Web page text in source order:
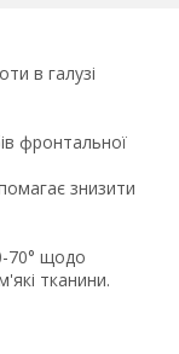
в галузі
фронтальної
знизити
70° щодо
тканини.